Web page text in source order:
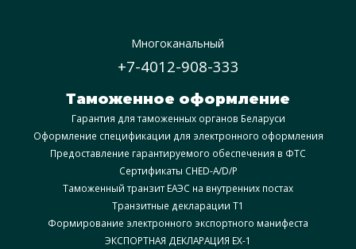
Многоканальный
+7-4012-908-333
Таможенное оформление
Гарантия для таможенных органов Беларуси
Оформление спецификации для электронного оформления
Предоставление гарантируемого обеспечения в ФТС
Сертификаты CHED-A/D/P
Таможенный транзит ЕАЭС на внутренних постах
Транзитные декларации T1
Формирование электронного экспортного манифеста
ЭКСПОРТНАЯ ДЕКЛАРАЦИЯ EX-1